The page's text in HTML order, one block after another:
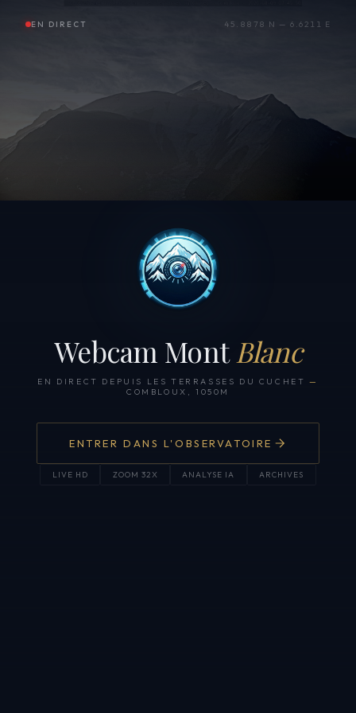
EN DIRECT 45.8878 N — 6.6211 E
Webcam Mont Blanc
EN DIRECT DEPUIS LES TERRASSES DU CUCHET —
COMBLOUX, 1050M
ENTRER DANS L'OBSERVATOIRE
LIVE HD ZOOM 32X ANALYSE IA ARCHIVES